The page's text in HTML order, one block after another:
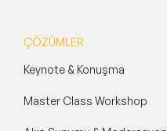
ÇÖZÜMLER
Keynote & Konuşma
Master Class Workshop